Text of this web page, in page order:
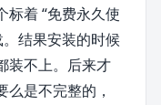
标着 “免费永久使
结果安装的时候
装不上。后来才
是不完整的，